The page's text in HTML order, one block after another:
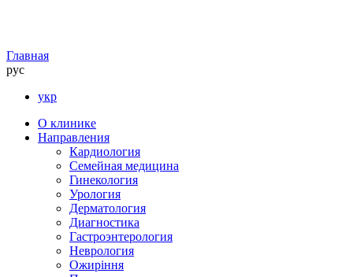
Главная
рус
укр
О клинике
Направления
Кардиология
Семейная медицина
Гинекология
Урология
Дерматология
Диагностика
Гастроэнтерология
Неврология
Ожиріння